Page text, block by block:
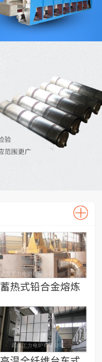
蓄热式铅合金熔炼
炉